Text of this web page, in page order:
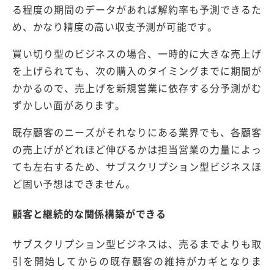
る程度の期間のデータがあれば解約率も予測できるた
め、かなり精度の高い収支予測が可能です。
買い切り型のビジネスの場合、一時的に大きな売上げ
を上げられても、次の購入のタイミングまでに期間が
かかるので、売上げを新規営業に依存する分予測がむ
ずかしい面があります。
既存顧客のニーズがそれなりにある業界でも、各顧客
の売上げがどれほど伸びるかは担当営業の力量によっ
ても左右するため、サブスクリプション型ビジネスほ
ど固い予想はできません。
顧客と継続的な関係構築ができる
サブスクリプション型ビジネスは、売るまでよりも取
引を開始してからの既存顧客の維持がカギとなりま